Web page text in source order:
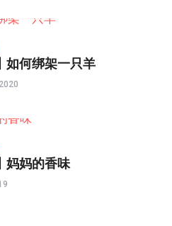
如何绑架一只羊
妈妈的香味